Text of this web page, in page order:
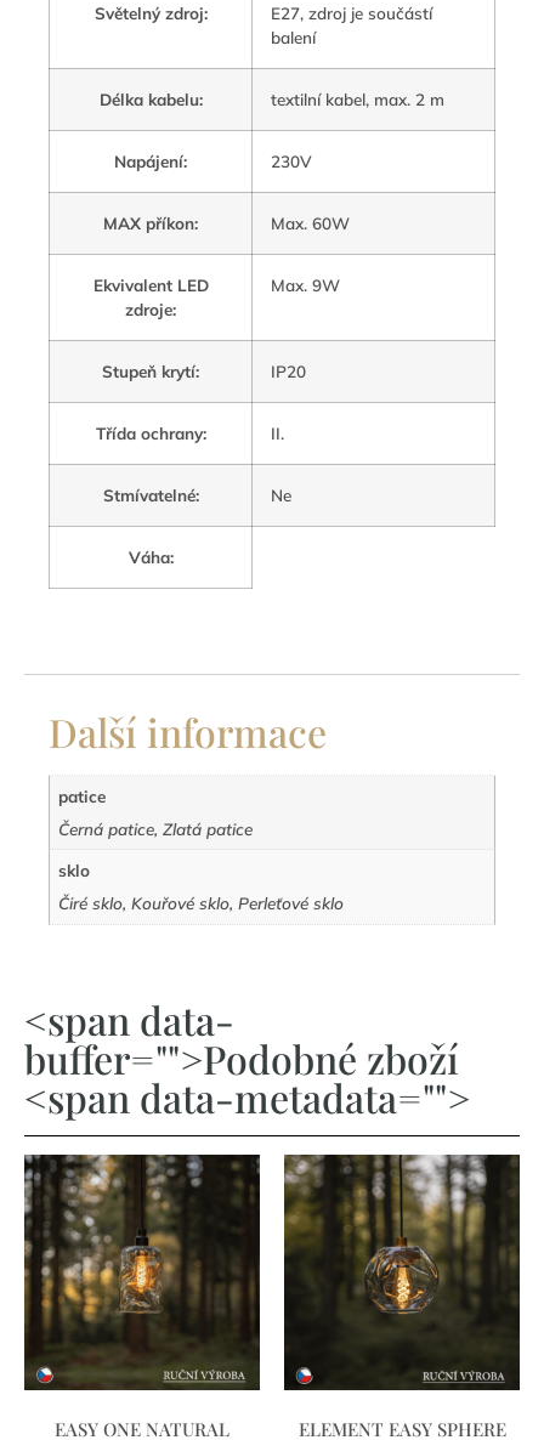
Světelný zdroj:
E27, zdroj je součástí
balení
Délka kabelu: textilní kabel, max. 2 m
Napájení: 230V
MAX příkon: Max. 60W
Ekvivalent LED
zdroje:
Max. 9W
Stupeň krytí: IP20
Třída ochrany: II.
Stmívatelné: Ne
Váha:
Další informace
patice
Černá patice, Zlatá patice
sklo
Čiré sklo, Kouřové sklo, Perleťové sklo
<span data-
buffer="">Podobné zboží
<span data-metadata="">
EASY ONE NATURAL
ELEMENT EASY SPHERE